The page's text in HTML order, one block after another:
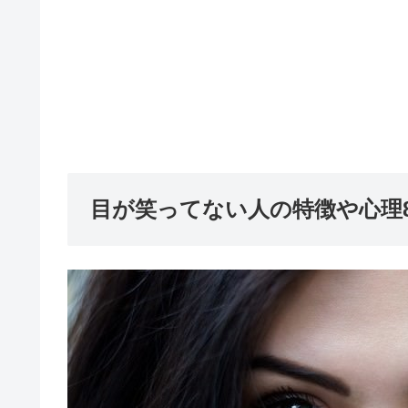
目が笑ってない人の特徴や心理